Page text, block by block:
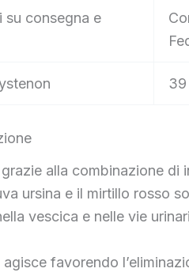
su consegna e
39
alla combinazione
ursina e il mirtillo rosso
vescica e nelle vie
favorendo